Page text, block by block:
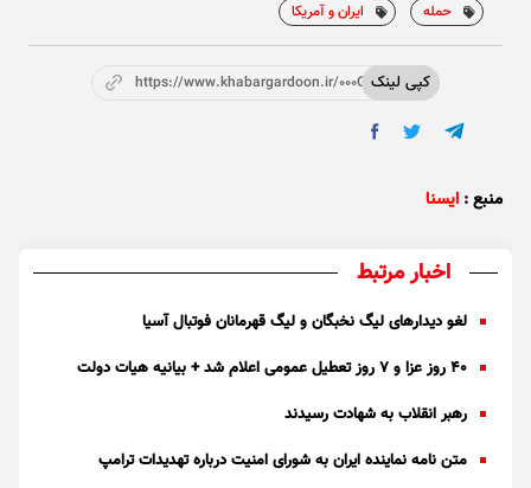
حمله
ایران و آمریکا
کپی لینکhttps://www.khabargardoon.ir/000Oz8
منبع : ایسنا
اخبار مرتبط
لغو دیدار‌های لیگ نخبگان و لیگ قهرمانان فوتبال آسیا
۴۰ روز عزا و ۷ روز تعطیل عمومی اعلام شد + بیانیه هیات دولت
رهبر انقلاب به شهادت رسیدند
متن نامه نماینده ایران به شورای امنیت درباره تهدیدات ترامپ